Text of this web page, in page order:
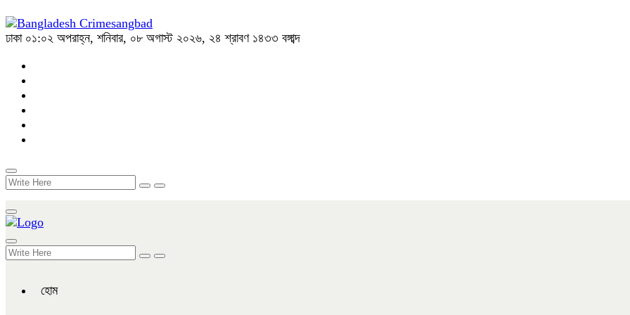
ঢাকা ০১:০২ অপরাহ্ন, শনিবার, ০৮ অগাস্ট ২০২৬, ২৪ শ্রাবণ ১৪৩৩ বঙ্গাব্দ
হোম